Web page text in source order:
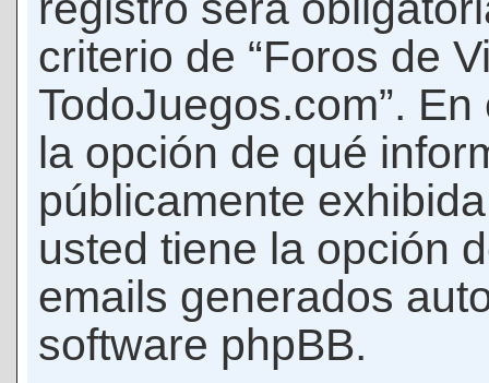
criterio de “Foros de
TodoJuegos.com”.
la opción de qué
públicamente
usted tiene la opción
emails generados
software phpBB.